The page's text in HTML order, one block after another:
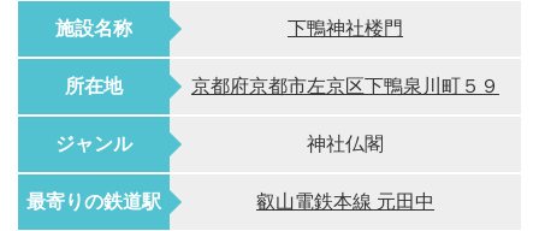
施設名称 下鴨神社楼門
所在地 京都府京都市左京区下鴨泉川町５９
ジャンル 神社仏閣
最寄りの鉄道駅 叡山電鉄本線 元田中